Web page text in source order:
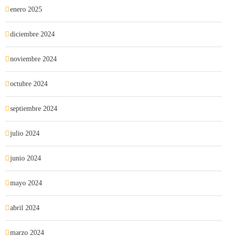
enero 2025
diciembre 2024
noviembre 2024
octubre 2024
septiembre 2024
julio 2024
junio 2024
mayo 2024
abril 2024
marzo 2024